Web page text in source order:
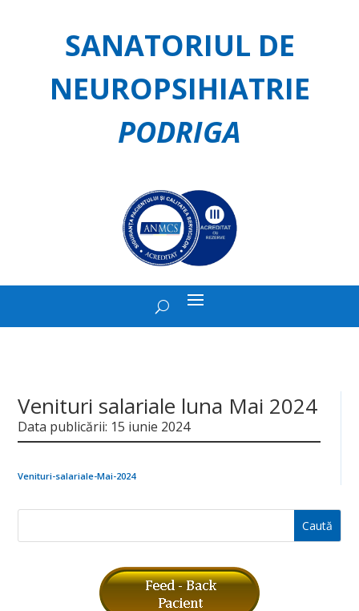
SANATORIUL DE
NEUROPSIHIATRIE
PODRIGA
Venituri salariale luna Mai 2024
Data publicării: 15 iunie 2024
Venituri-salariale-Mai-2024